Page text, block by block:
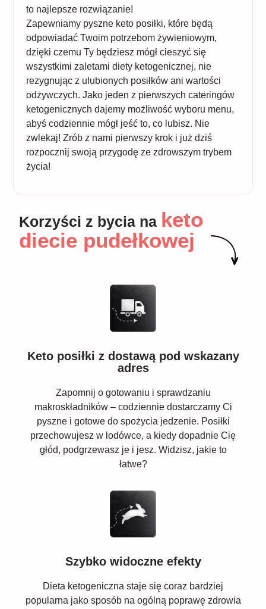
to najlepsze rozwiązanie!
Zapewniamy pyszne keto posiłki, które będą
odpowiadać Twoim potrzebom żywieniowym,
dzięki czemu Ty będziesz mógł cieszyć się
wszystkimi zaletami diety ketogenicznej, nie
rezygnując z ulubionych posiłków ani wartości
odżywczych. Jako jeden z pierwszych cateringów
ketogenicznych dajemy możliwość wyboru menu,
abyś codziennie mógł jeść to, co lubisz. Nie
zwlekaj! Zrób z nami pierwszy krok i już dziś
rozpocznij swoją przygodę ze zdrowszym trybem
życia!
Korzyści z bycia na keto
diecie pudełkowej
Keto posiłki z dostawą pod wskazany
adres
Zapomnij o gotowaniu i sprawdzaniu
makroskładników – codziennie dostarczamy Ci
pyszne i gotowe do spożycia jedzenie. Posiłki
przechowujesz w lodówce, a kiedy dopadnie Cię
głód, podgrzewasz je i jesz. Widzisz, jakie to
łatwe?
Szybko widoczne efekty
Dieta ketogeniczna staje się coraz bardziej
popularna jako sposób na ogólną poprawę zdrowia